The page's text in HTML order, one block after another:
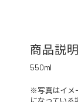
商品説明
550ml
※写真はイメ